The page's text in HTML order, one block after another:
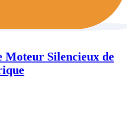
Moteur Silencieux de